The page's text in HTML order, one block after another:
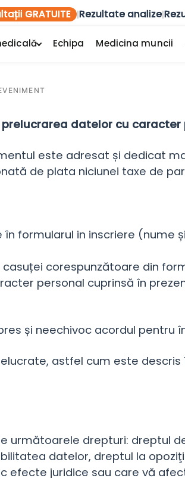
GRATUITE |Rezultate analize|
Echipa Medicina muncii
datelor cu caracter
este adresat și
de plata niciunei taxe de
formularul in inscriere (nume
corespunzătoare din
personal cuprinsă în
și neechivoc acordul pentru
astfel cum este
următoarele drepturi: dreptul
datelor, dreptul la
efecte juridice sau care vă